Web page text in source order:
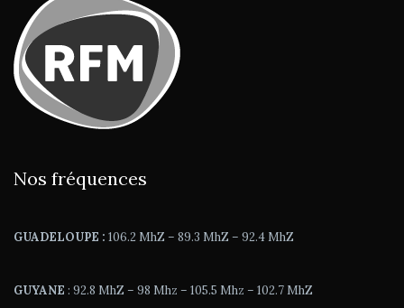
Nos fréquences
GUADELOUPE : 106.2 MhZ – 89.3 MhZ – 92.4 MhZ
GUYANE : 92.8 MhZ – 98 Mhz – 105.5 Mhz – 102.7 MhZ